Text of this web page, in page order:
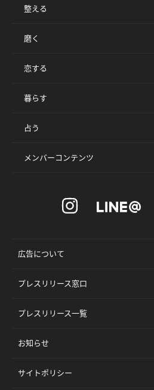
整える
磨く
恋する
暮らす
占う
メンバーコンテンツ
広告について
プレスリリース窓口
プレスリリース一覧
お知らせ
サイトポリシー